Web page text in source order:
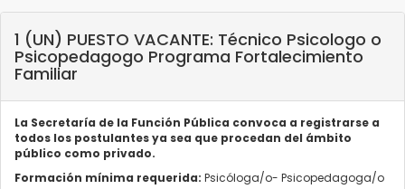
1 (UN) PUESTO VACANTE: Técnico Psicologo o
Psicopedagogo Programa Fortalecimiento
Familiar
La Secretaría de la Función Pública convoca a registrarse a
todos los postulantes ya sea que procedan del ámbito
público como privado.
Formación mínima requerida: Psicóloga/o- Psicopedagoga/o